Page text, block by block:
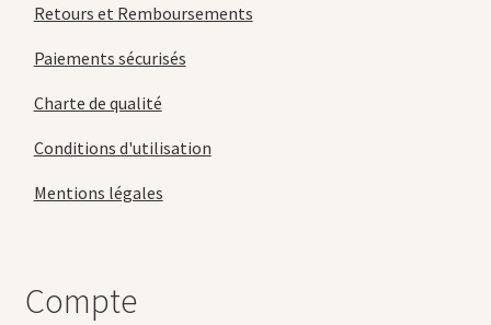
Retours et Remboursements
Paiements sécurisés
Charte de qualité
Conditions d'utilisation
Mentions légales
Compte